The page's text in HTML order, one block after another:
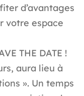
d’avantages
votre espace
THE DATE !
aura lieu à
». Un temps